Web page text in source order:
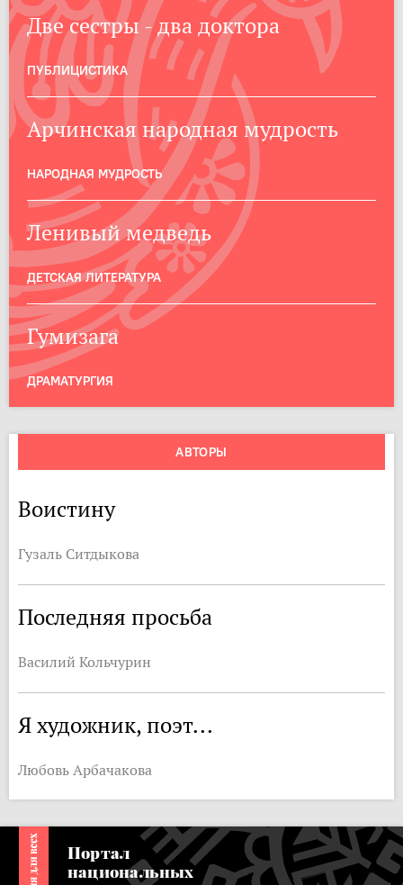
Две сестры - два доктора
ПУБЛИЦИСТИКА
Арчинская народная мудрость
НАРОДНАЯ МУДРОСТЬ
Ленивый медведь
ДЕТСКАЯ ЛИТЕРАТУРА
Гумизага
ДРАМАТУРГИЯ
АВТОРЫ
Воистину
Гузаль Ситдыкова
Последняя просьба
Василий Кольчурин
Я художник, поэт...
Любовь Арбачакова
Портал
национальных